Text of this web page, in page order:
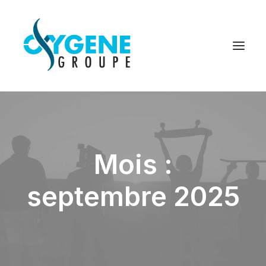
Mois :
septembre 2025